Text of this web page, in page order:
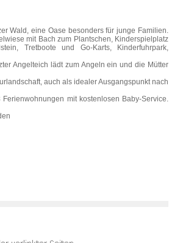
Wald, eine Oase besonders für junge Familien.
mit Bach zum Plantschen, Kinderspielplatz
Tretboote und Go-Karts, Kinderfuhrpark,
Angelteich lädt zum Angeln ein und die Mütter
auch als idealer Ausgangspunkt nach
mit kostenlosen Baby-Service.